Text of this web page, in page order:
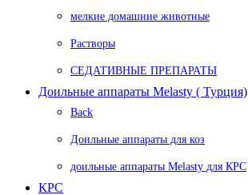
мелкие домашние животные
Растворы
СЕДАТИВНЫЕ ПРЕПАРАТЫ
Доильные аппараты Melasty ( Турция)
Back
Доильные аппараты для коз
доильные аппараты Melasty для КРС
КРС